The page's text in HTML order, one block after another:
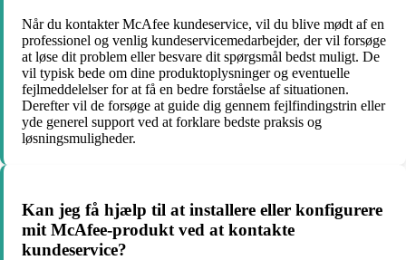
Når du kontakter McAfee kundeservice, vil du blive mødt af en
professionel og venlig kundeservicemedarbejder, der vil forsøge
at løse dit problem eller besvare dit spørgsmål bedst muligt. De
vil typisk bede om dine produktoplysninger og eventuelle
fejlmeddelelser for at få en bedre forståelse af situationen.
Derefter vil de forsøge at guide dig gennem fejlfindingstrin eller
yde generel support ved at forklare bedste praksis og
løsningsmuligheder.
Kan jeg få hjælp til at installere eller konfigurere
mit McAfee-produkt ved at kontakte
kundeservice?